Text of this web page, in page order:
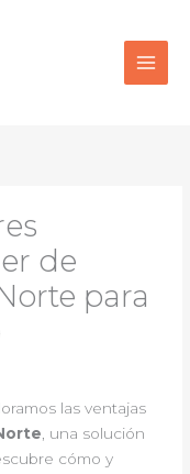
de
para
las ventajas
, una solución
cómo y